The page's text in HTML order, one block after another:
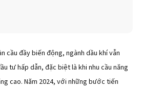
cầu đầy biến động, ngành dầu khí vẫn
tư hấp dẫn, đặc biệt là khi nhu cầu năng
cao. Năm 2024, với những bước tiến